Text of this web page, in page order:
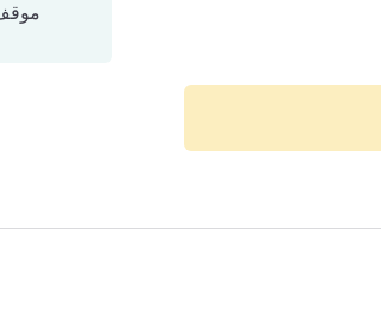
لاكتشاف المدينة